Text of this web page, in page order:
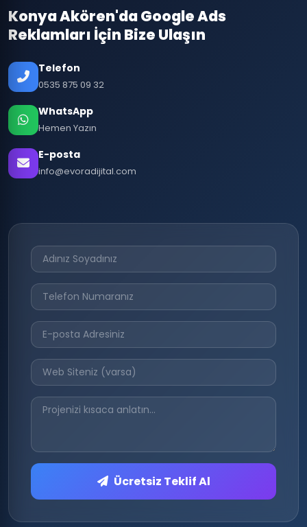
Konya Akören'da Google Ads
Reklamları İçin Bize Ulaşın
Telefon
0535 875 09 32
WhatsApp
Hemen Yazın
E-posta
info@evoradijital.com
Ücretsiz Teklif Al